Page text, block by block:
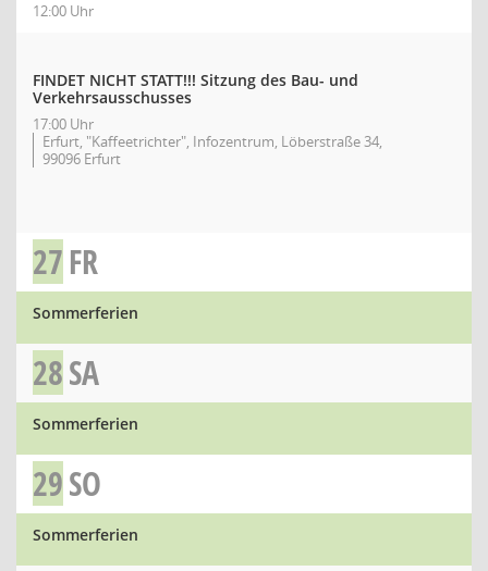
12:00 Uhr
FINDET NICHT STATT!!! Sitzung des Bau- und
Verkehrsausschusses
17:00 Uhr
Erfurt, "Kaffeetrichter", Infozentrum, Löberstraße 34,
99096 Erfurt
27FR
Sommerferien
28SA
Sommerferien
29SO
Sommerferien